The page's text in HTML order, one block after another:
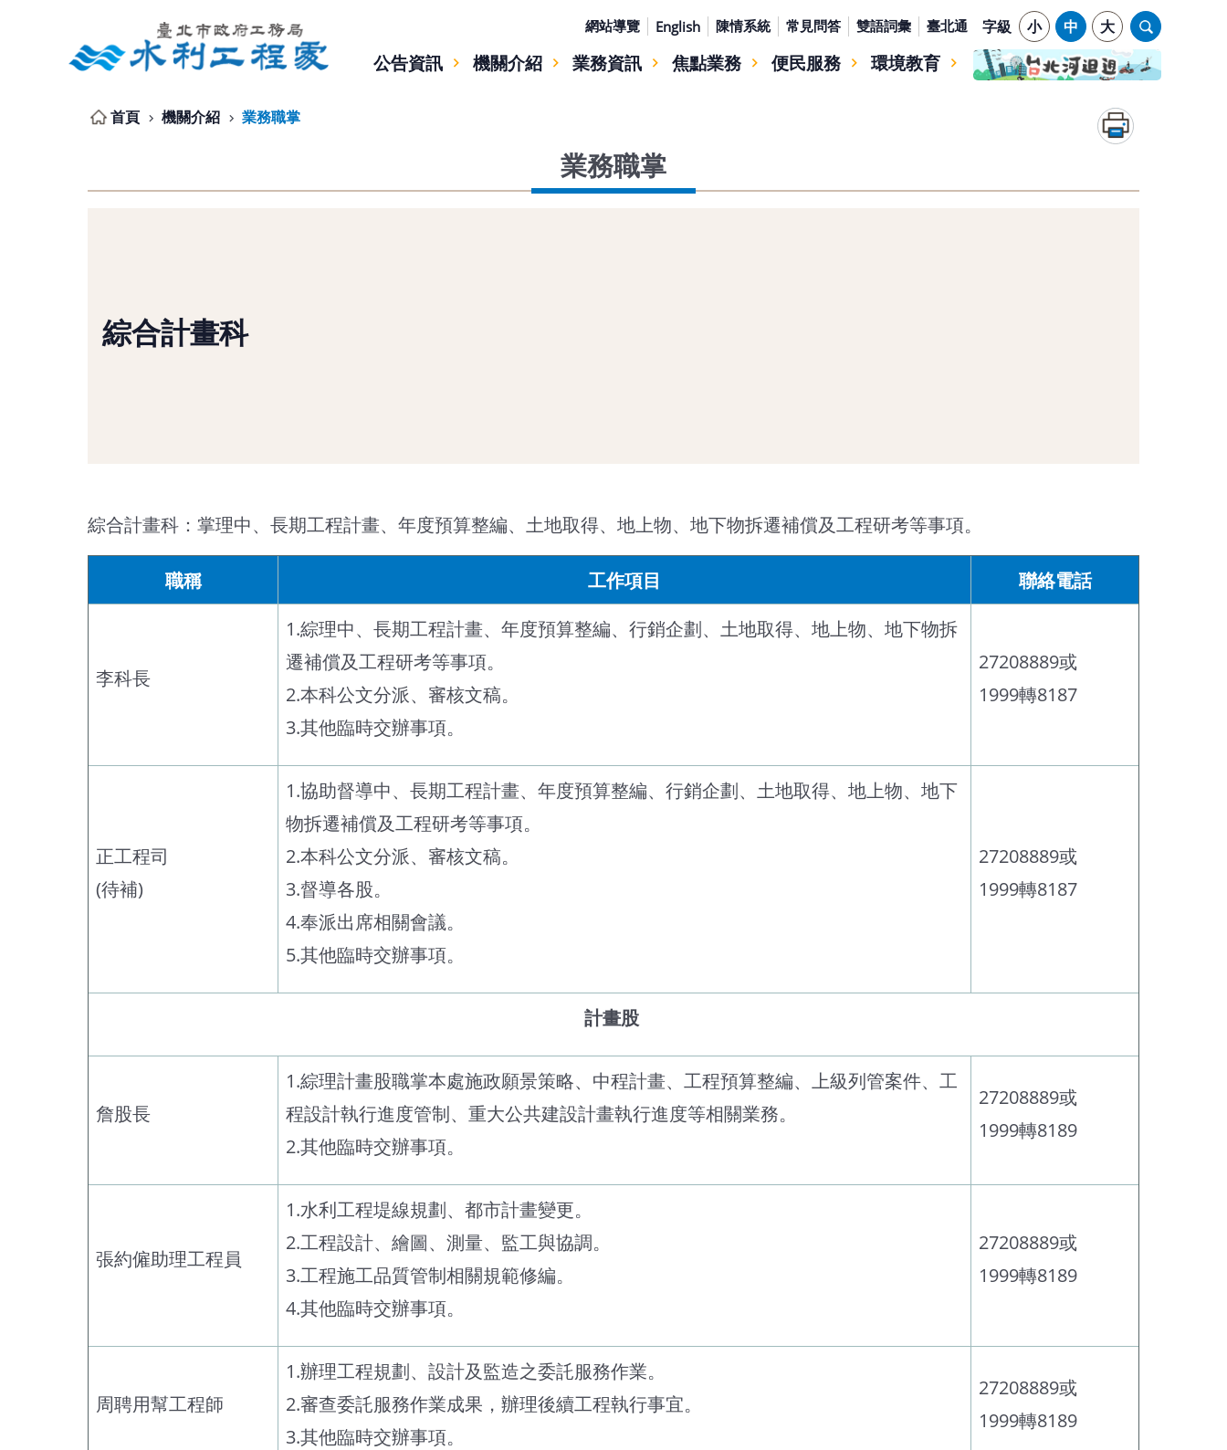
網站導覽 English 陳情系統 常見問答 雙語詞彙 臺北通 字級 小 中 大
公告資訊 機關介紹 業務資訊 焦點業務 便民服務 環境教育
首頁 機關介紹 業務職掌
業務職掌
綜合計畫科
綜合計畫科：掌理中、長期工程計畫、年度預算整編、土地取得、地上物、地下物拆遷補償及工程研考等事項。
職稱 工作項目 聯絡電話
李科長
1.綜理中、長期工程計畫、年度預算整編、行銷企劃、土地取得、地上物、地下物拆
遷補償及工程研考等事項。
2.本科公文分派、審核文稿。
3.其他臨時交辦事項。
27208889或
1999轉8187
正工程司
(待補)
1.協助督導中、長期工程計畫、年度預算整編、行銷企劃、土地取得、地上物、地下
物拆遷補償及工程研考等事項。
2.本科公文分派、審核文稿。
3.督導各股。
4.奉派出席相關會議。
5.其他臨時交辦事項。
27208889或
1999轉8187
計畫股
詹股長
1.綜理計畫股職掌本處施政願景策略、中程計畫、工程預算整編、上級列管案件、工
程設計執行進度管制、重大公共建設計畫執行進度等相關業務。
2.其他臨時交辦事項。
27208889或
1999轉8189
張約僱助理工程員
1.水利工程堤線規劃、都市計畫變更。
2.工程設計、繪圖、測量、監工與協調。
3.工程施工品質管制相關規範修編。
4.其他臨時交辦事項。
27208889或
1999轉8189
周聘用幫工程師
1.辦理工程規劃、設計及監造之委託服務作業。
2.審查委託服務作業成果，辦理後續工程執行事宜。
3.其他臨時交辦事項。
27208889或
1999轉8189